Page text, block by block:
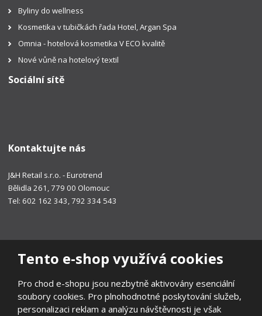
Tento e-shop využívá cookies
Pro chod e-shopu jsou nezbytně aktivovány esenciální
soubory cookies. Pro plnohodnotné poskytování služeb,
personalizaci reklam a analýzu návštěvnosti je však
Byliny do wellness
Kosmetika v tubičkách řada Hotel, Argan Spa
Omnia - hotelová kosmetika V ECO kvalitě
Nové vůně na hotelový textil
Sociální sítě
Kontaktujte nás
J&H Retail s.r.o. - Eurotrend
Bělidla 261, 779 00 Olomouc
Tel: 602 162 343, 792 334 543